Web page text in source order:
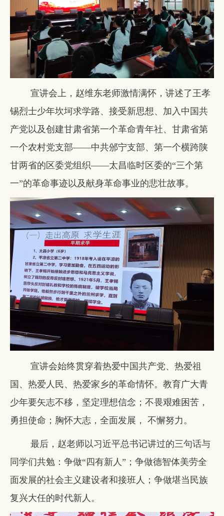
宣讲会上，赵维东老师激情满怀，讲述了王孝
锡烈士少年坎坷求学路、接受新思想、加入中国共
产党以及创建甘肃省第一个革命青年社、甘肃省第
一个农村党支部——中共邠宁支部、第一个横跨陕
甘两省的区委党组织——太昌临时区委的“三个第
一”的革命事迹以及献身革命事业的悲壮故事。
宣讲会始终贯穿着热爱中国共产党、热爱祖
国、热爱人民、热爱家乡的革命情怀。教育广大青
少年要矢志不移，坚定理想信念；不畏艰难困苦，
勇担使命；胸怀大志，全面发展， 不懈努力。
最后，赵老师以习近平总书记讲过的三句话与
同学们共勉：争做“四有新人”；争做德智体美劳全
面发展的社会主义建设者和接班人；争做堪当民族
复兴大任的时代新人。